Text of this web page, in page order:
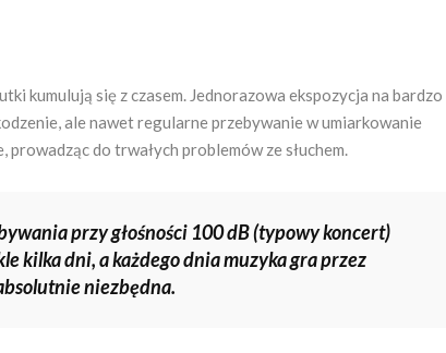
kumulują się z czasem. Jednorazowa ekspozycja na bardzo
ale nawet regularne przebywanie w umiarkowanie
do trwałych problemów ze słuchem.
przy głośności 100 dB (typowy koncert)
kilka dni, a każdego dnia muzyka gra przez
niezbędna.